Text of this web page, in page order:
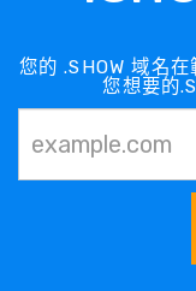
您的 .SHOW 域名
您想要的